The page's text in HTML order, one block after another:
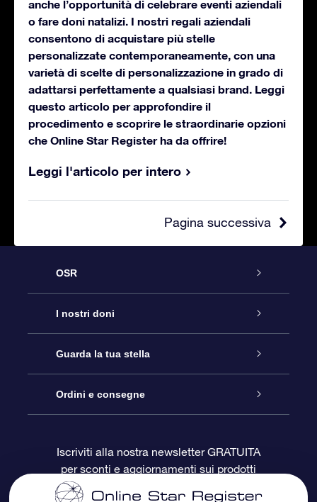
anche l’opportunità di celebrare eventi aziendali
o fare doni natalizi. I nostri regali aziendali
consentono di acquistare più stelle
personalizzate contemporaneamente, con una
varietà di scelte di personalizzazione in grado di
adattarsi perfettamente a qualsiasi brand. Leggi
questo articolo per approfondire il
procedimento e scoprire le straordinarie opzioni
che Online Star Register ha da offrire!
Leggi l'articolo per intero
Pagina successiva
OSR
Assistenza
Contattaci
Blog
OSR Recensioni
I nostri doni
Online Star Gift
Pacchetto regalo OSR
Gift Card OSR
Guarda la tua stella
Registro stellare
Star Page personalizzata
Ordini e consegne
Informazioni di Pagamento
Iscriviti alla nostra newsletter GRATUITA
per sconti e aggiornamenti sui prodotti